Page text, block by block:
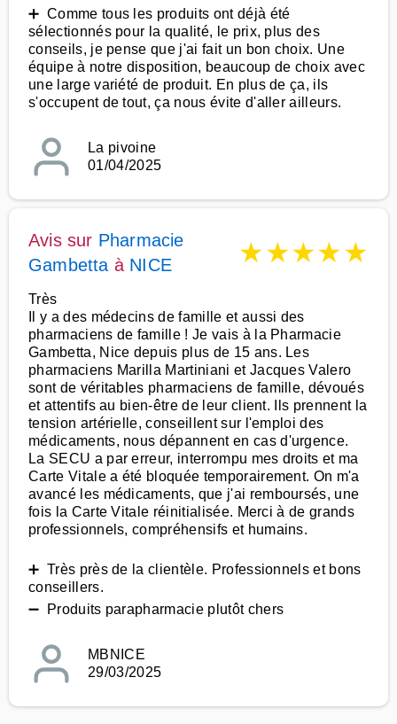
➕ Comme tous les produits ont déjà été
sélectionnés pour la qualité, le prix, plus des
conseils, je pense que j'ai fait un bon choix. Une
équipe à notre disposition, beaucoup de choix avec
une large variété de produit. En plus de ça, ils
s'occupent de tout, ça nous évite d'aller ailleurs.
La pivoine
01/04/2025
Avis sur Pharmacie
Gambetta à NICE ★★★★★
Très
Il y a des médecins de famille et aussi des
pharmaciens de famille ! Je vais à la Pharmacie
Gambetta, Nice depuis plus de 15 ans. Les
pharmaciens Marilla Martiniani et Jacques Valero
sont de véritables pharmaciens de famille, dévoués
et attentifs au bien-être de leur client. Ils prennent la
tension artérielle, conseillent sur l'emploi des
médicaments, nous dépannent en cas d'urgence.
La SECU a par erreur, interrompu mes droits et ma
Carte Vitale a été bloquée temporairement. On m'a
avancé les médicaments, que j'ai remboursés, une
fois la Carte Vitale réinitialisée. Merci à de grands
professionnels, compréhensifs et humains.
➕ Très près de la clientèle. Professionnels et bons
conseillers.
➖ Produits parapharmacie plutôt chers
MBNICE
29/03/2025